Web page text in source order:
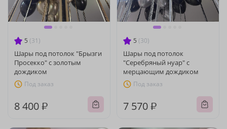
5 (31)
Шары под потолок "Брызги
Просекко" с золотым
дождиком
Под заказ
8 400 ₽
5 (30)
Шары под потолок
"Серебряный нуар" с
мерцающим дождиком
Под заказ
7 570 ₽